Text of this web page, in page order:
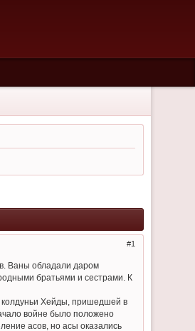
1
Ваны обладали даром
братьями и сестрами. К
колдуньи Хейды, пришедшей в
войне было положено
асов, но асы оказались